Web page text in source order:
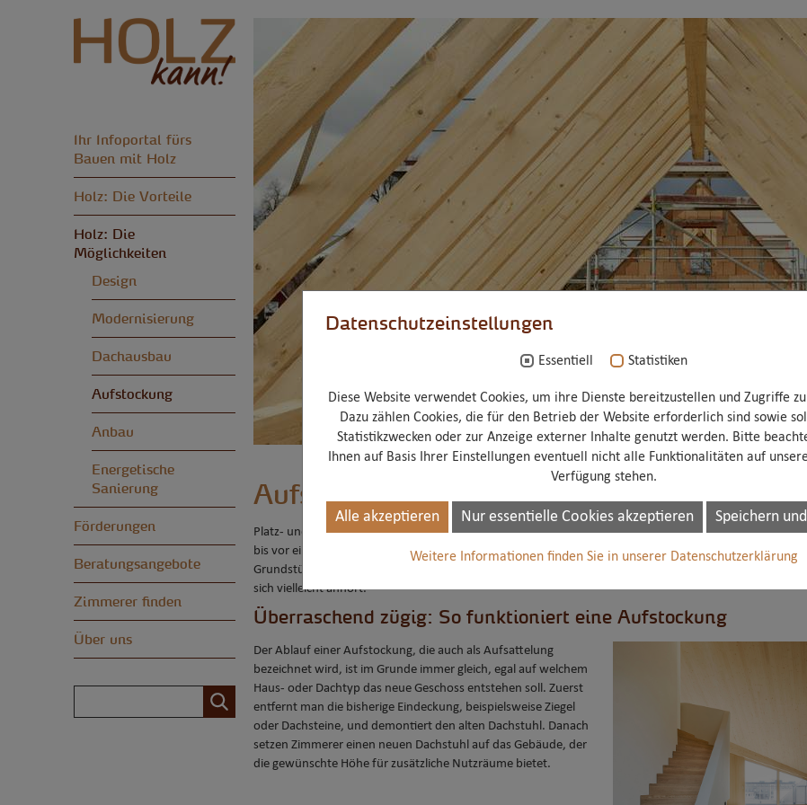
Ihr Infoportal fürs
Bauen mit Holz
Holz: Die Vorteile
Holz: Die
Möglichkeiten
Design
Modernisierung
Dachausbau
Aufstockung
Anbau
Energetische
Sanierung
Förderungen
Beratungsangebote
Zimmerer finden
Über uns
Aufstockung: Erhöhen Sie das
Platz- und Wertgewinn durch neues Geschoss – so lassen sich in Kürze die Vorteile einer Aufstockung
bis vor einigen Jahren eine eher seltene Baumaßnahme, so kommt sie heute immer häufiger zum
Grundstückspreise, desto besser rechnet es sich, eine zusätzliche Etage aufs Haus zu setzen. Und das
sich vielleicht anhört.
Überraschend zügig: So funktioniert eine Aufstockung
Der Ablauf einer Aufstockung, die auch als Aufsattelung
bezeichnet wird, ist im Grunde immer gleich, egal auf welchem
Haus- oder Dachtyp das neue Geschoss entstehen soll. Zuerst
entfernt man die bisherige Eindeckung, beispielsweise Ziegel
oder Dachsteine, und demontiert den alten Dachstuhl. Danach
setzen Zimmerer einen neuen Dachstuhl auf das Gebäude, der
die gewünschte Höhe für zusätzliche Nutzräume bietet.
Datenschutzeinstellungen
Essentiell Statistiken
Diese Website verwendet Cookies, um ihre Dienste bereitzustellen und Zugriffe
Dazu zählen Cookies, die für den Betrieb der Website erforderlich sind sowie
Statistikzwecken oder zur Anzeige externer Inhalte genutzt werden. Bitte
Ihnen auf Basis Ihrer Einstellungen eventuell nicht alle Funktionalitäten auf
Verfügung stehen.
Alle akzeptieren Nur essentielle Cookies akzeptieren Speichern
Weitere Informationen finden Sie in unserer Datenschutzerklärung